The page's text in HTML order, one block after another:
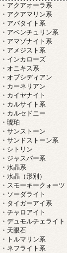
・アクアオーラ系
・アクアマリン系
・アパタイト系
・アベンチュリン系
・アマゾナイト系
・アメジスト系
・インカローズ
・オニキス系
・オブシディアン
・カーネリアン
・カイヤナイト
・カルサイト系
・カルセドニー
・琥珀
・サンストーン
・サンドストーン系
・シトリン
・ジャスパー系
・水晶系
・水晶（形別）
・スモーキークォーツ
・ソーダライト
・タイガーアイ系
・チャロアイト
・デュモルチェライト
・天眼石
・トルマリン系
・ネフライト系